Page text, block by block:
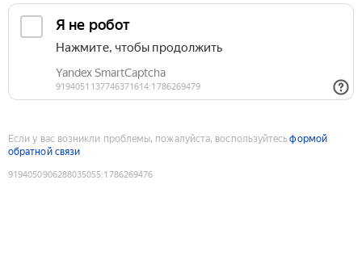
Если у вас возникли проблемы, пожалуйста, воспользуйтесьформой
обратной связи
9194050906288035055:1786269476